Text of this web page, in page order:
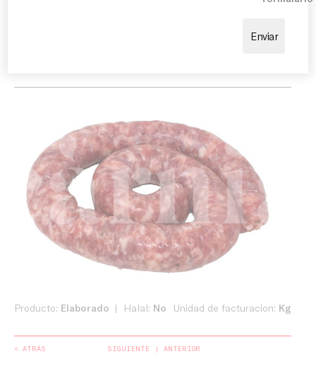
Producto: Elaborado Halal: No Unidad de facturacion: Kg
< ATRÁS SIGUIENTE ANTERIOR